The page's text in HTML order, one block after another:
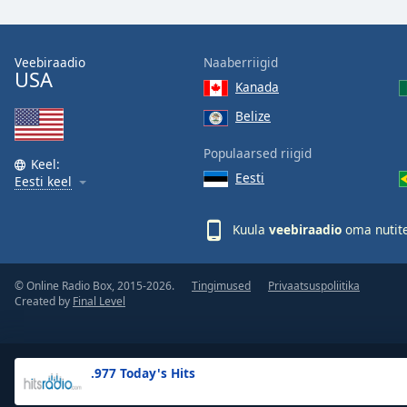
Text
Opacity
Background
.977 Today's Hits
Veebiraadio
USA
Keel:
Eesti keel
Naaberriigid
Kanada
Belize
Populaarsed riigid
Eesti
Kuula veebiraadio oma
© Online Radio Box, 2015-2026.
Created by Final Level
Tingimused Privaatsuspoliitika